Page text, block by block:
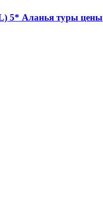
5* Аланья туры цены